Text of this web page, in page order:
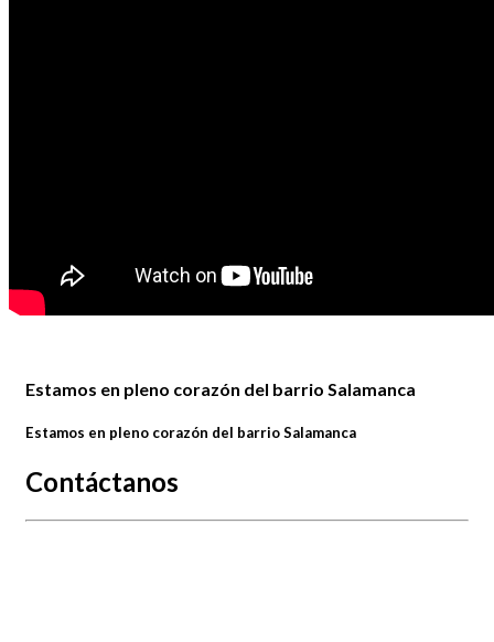
Estamos en pleno corazón del barrio Salamanca
Estamos en pleno corazón del barrio Salamanca
Contáctanos